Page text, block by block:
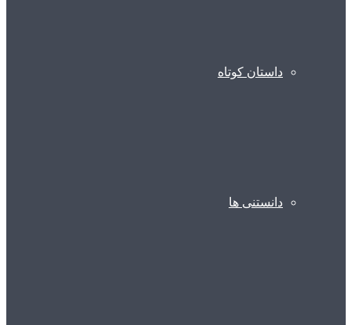
داستان کوتاه
دانستنی ها